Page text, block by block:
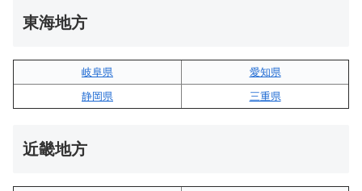
東海地方
岐阜県
愛知県
静岡県
三重県
近畿地方